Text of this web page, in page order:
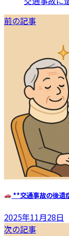
前の記事
**交通事故の後遺
2025年11月28日
次の記事